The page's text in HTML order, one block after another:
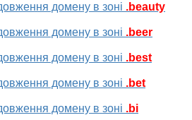
домену в зоні .beauty
домену в зоні .beer
домену в зоні .best
домену в зоні .bet
домену в зоні .bi